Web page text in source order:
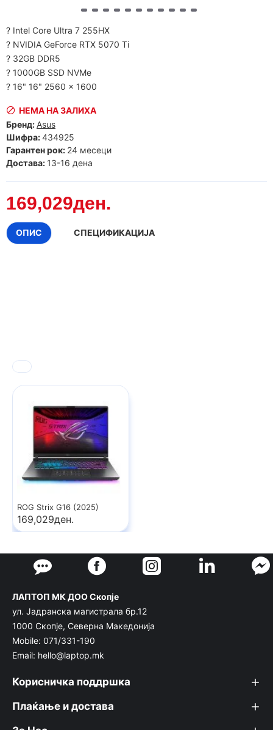
? Intel Core Ultra 7 255HX
? NVIDIA GeForce RTX 5070 Ti
? 32GB DDR5
? 1000GB SSD NVMe
? 16" 16" 2560 x 1600
169,029ден.
НЕМА НА ЗАЛИХА
Бренд: Asus
Шифра:434925
Гарантен рок: 24 месеци
Достава: 13-16 дена
ОПИС СПЕЦИФИКАЦИЈА
ROG Strix G16 (2025)
169,029ден.
ЛАПТОП МК ДОО Скопје
ул. Јадранска магистрала бр.12
1000 Скопје, Северна Македонија
Mobile: 071/331-190
Email: hello@laptop.mk
Корисничка поддршка
Плаќање и достава